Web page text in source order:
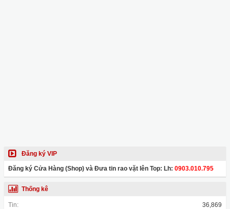
Đăng ký VIP
Đăng ký Cửa Hàng (Shop) và Đưa tin rao vặt lên Top: Lh: 0903.010.795
Thống kê
Tin:
36,869